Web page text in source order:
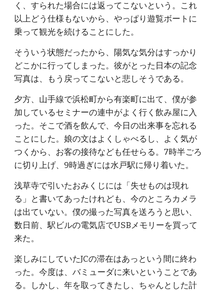
く、すられた場合には返ってこないという。これ
以上どう仕様もないから、やっぱり遊覧ボートに
乗って観光を続けることにした。
そういう状態だったから、陽気な気分はすっかり
どこかに行ってしまった。彼がとった日本の記念
写真は、もう戻ってこないと悲しそうである。
夕方、山手線で浜松町から有楽町に出て、僕が参
加しているセミナーの連中がよく行く飲み屋に入
った。そこで酒を飲んで、今日の出来事を忘れる
ことにした。娘の文はよくしゃべるし、よく気が
つくから、お客の接待なども任せらる。7時半ごろ
に切り上げ、9時過ぎには水戸駅に帰り着いた。
浅草寺で引いたおみくじには「失せものは現れ
る」と書いてあったけれども、今のところカメラ
は出ていない。僕の撮った写真を送ろうと思い、
数日前、駅ビルの電気店でUSBメモリーを買って
来た。
楽しみにしていたJCの滞在はあっという間に終わ
った。今度は、バミューダに来いということであ
る。しかし、年を取ってきたし、ちゃんとした計